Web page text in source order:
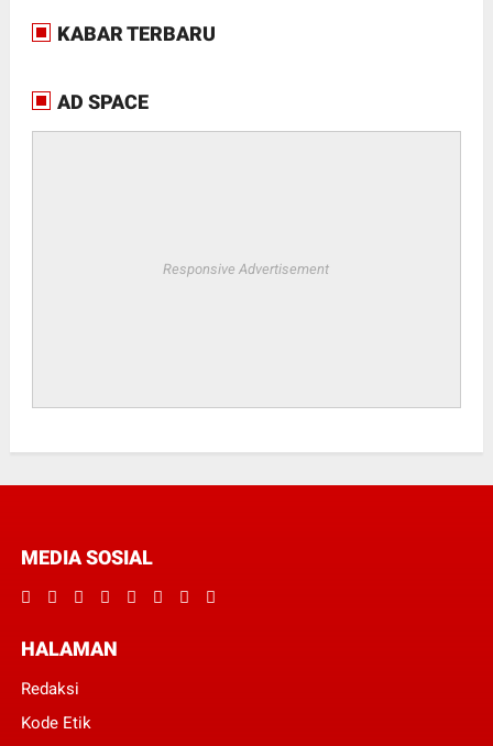
KABAR TERBARU
AD SPACE
Responsive Advertisement
MEDIA SOSIAL
HALAMAN
Redaksi
Kode Etik